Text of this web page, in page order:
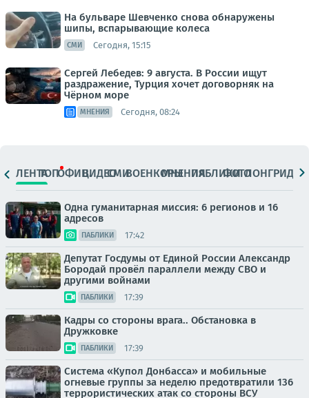
На бульваре Шевченко снова обнаружены
шипы, вспарывающие колеса
СМИ Сегодня, 15:15
Сергей Лебедев: 9 августа. В России ищут
раздражение, Турция хочет договорняк на
Чёрном море
МНЕНИЯ Сегодня, 08:24
ЛЕНТАТОПОФИЦ.ВИДЕОСМИВОЕНКОРЫМНЕНИЯПАБЛИКИ
ФОТОЛОНГРИДЫ
Одна гуманитарная миссия: 6 регионов и 16
адресов
ПАБЛИКИ 17:42
Депутат Госдумы от Единой России Александр
Бородай провёл параллели между СВО и
другими войнами
ПАБЛИКИ 17:39
Кадры со стороны врага.. Обстановка в
Дружковке
ПАБЛИКИ 17:39
Система «Купол Донбасса» и мобильные
огневые группы за неделю предотвратили 136
террористических атак со стороны ВСУ